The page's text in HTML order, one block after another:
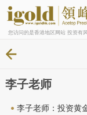
您访问的是香港地区网站 投资有
李子老师
李子老师：投资黄